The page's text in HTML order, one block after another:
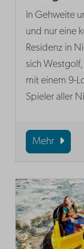
In Gehweite
und nur eine
Residenz in
sich
mit einem 9-
Spieler aller
Mehr